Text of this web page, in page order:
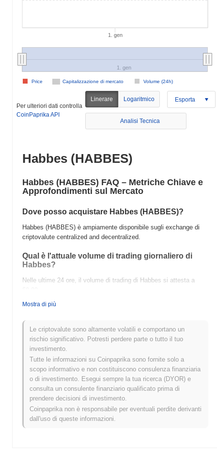
1. gen
Capitalizzazione di mercato Volume (24h)
Price
1. gen
Per ulteriori dati controlla
CoinPaprika API
Linerare Logaritmico Esporta
Analisi Tecnica
Habbes (HABBES)
Habbes (HABBES) FAQ – Metriche Chiave e
Approfondimenti sul Mercato
Dove posso acquistare Habbes (HABBES)?
Habbes (HABBES) è ampiamente disponibile sugli exchange di
criptovalute centralized and decentralized.
Qual è l'attuale volume di trading giornaliero di
Habbes?
Nelle ultime 24 ore, il volume di trading di Habbes si attesta a
Qual è lo storico della fascia di prezzo di Habbes?
Massimo Storico (ATH):
Minimo Storico (ATL):
Come si sta comportando Habbes rispetto al
mercato crypto più ampio?
Negli ultimi 7 giorni, Habbes ha guadagnato
mercato crypto complessivo che ha registrato un calo del1.45%
Ciò indica una forte performance nell'azione del prezzo di
HABBES rispetto allo slancio del mercato più ampio.
Mostra di più
Le criptovalute sono altamente volatili e comportano un
rischio significativo. Potresti perdere parte o tutto il tuo
investimento.
Tutte le informazioni su Coinpaprika sono fornite solo a
scopo informativo e non costituiscono consulenza finanziaria
o di investimento. Esegui sempre la tua ricerca (DYOR) e
consulta un consulente finanziario qualificato prima di
prendere decisioni di investimento.
Coinpaprika non è responsabile per eventuali perdite derivanti
dall'uso di queste informazioni.